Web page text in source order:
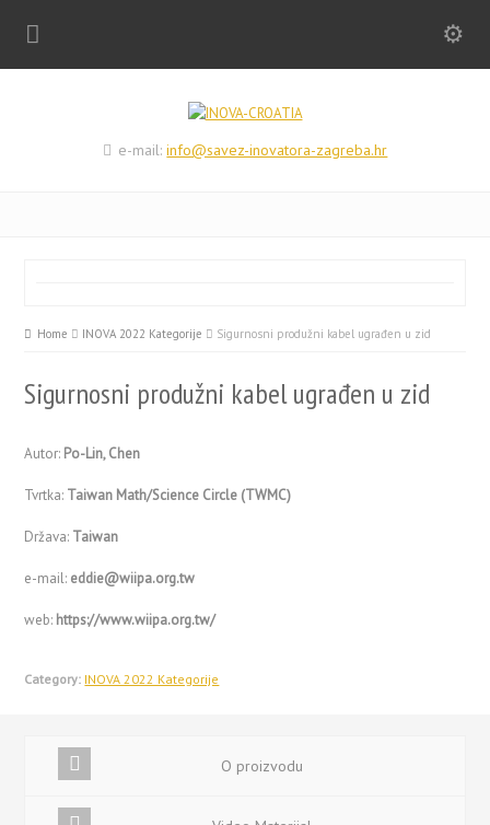
e-mail:info@savez-inovatora-zagreba.hr
Home INOVA 2022 Kategorije Sigurnosni produžni kabel ugrađen u zid
Sigurnosni produžni kabel ugrađen u zid
Autor: Po-Lin, Chen
Tvrtka: Taiwan Math/Science Circle (TWMC)
Država: Taiwan
e-mail: eddie@wiipa.org.tw
web: https://www.wiipa.org.tw/
Category: INOVA 2022 Kategorije
O proizvodu